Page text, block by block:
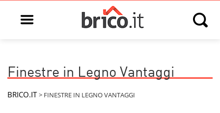
Open main menu Open
Finestre in Legno Vantaggi
BRICO.IT > FINESTRE IN LEGNO VANTAGGI